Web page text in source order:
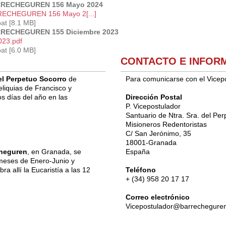
156 Mayo 2024
156 Mayo 2[...]
[8.1 MB]
155 Diciembre 2023
[6.0 MB]
Perpetuo Socorro de
de Francisco y
días del año en las
, en Granada, se
de Enero-Junio y
allí la Eucaristía a las 12
CONTACTO E
Para comunicarse con el
Dirección Postal
P. Vicepostulador
Santuario de Ntra. Sra. del
Misioneros Redentoristas
C/ San Jerónimo, 35
18001-Granada
España
Teléfono
+ (34) 958 20 17 17
Correo electrónico